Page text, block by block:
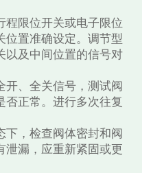
程限位开关或电子限位
位置准确设定。调节型
以及中间位置的信号对
开、全关信号，测试阀
否正常。进行多次往复
下，检查阀体密封和阀
泄漏，应重新紧固或更